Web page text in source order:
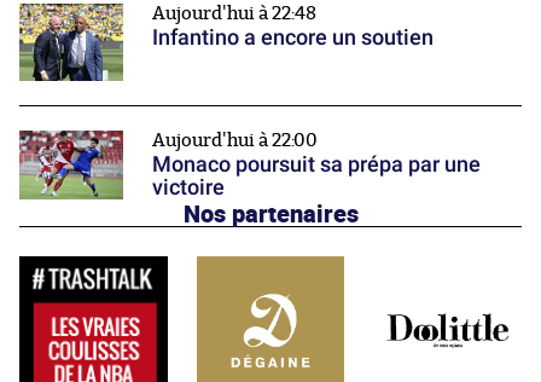
Aujourd'hui à 22:48
Infantino a encore un soutien
Aujourd'hui à 22:00
Monaco poursuit sa prépa par une
victoire
Nos partenaires